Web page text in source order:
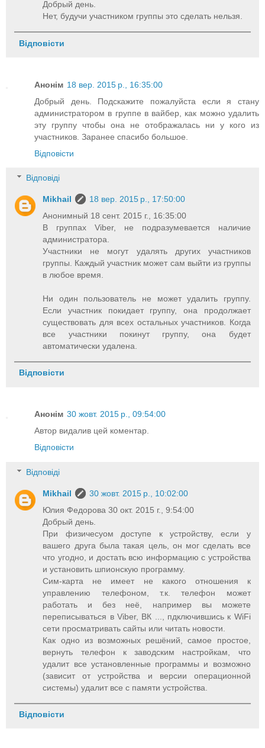
Добрый день.
Нет, будучи участником группы это сделать нельзя.
Відповісти
Анонім 18 вер. 2015 р., 16:35:00
Добрый день. Подскажите пожалуйста если я стану
администратором в группе в вайбер, как можно удалить
эту группу чтобы она не отображалась ни у кого из
участников. Заранее спасибо большое.
Відповісти
Відповіді
Mikhail
18 вер. 2015 р., 17:50:00
Анонимный 18 сент. 2015 г., 16:35:00
В группах Viber, не подразумевается наличие
администратора.
Участники не могут удалять других участников
группы. Каждый участник может сам выйти из группы
в любое время.
Ни один пользователь не может удалить группу.
Если участник покидает группу, она продолжает
существовать для всех остальных участников. Когда
все участники покинут группу, она будет
автоматически удалена.
Відповісти
Анонім 30 жовт. 2015 р., 09:54:00
Автор видалив цей коментар.
Відповісти
Відповіді
Mikhail
30 жовт. 2015 р., 10:02:00
Юлия Федорова 30 окт. 2015 г., 9:54:00
Добрый день.
При физичесуом доступе к устройству, если у
вашего друга была такая цель, он мог сделать все
что угодно, и достать всю информацию с устройства
и установить шпионскую программу.
Сим-карта не имеет не какого отношения к
управлению телефоном, т.к. телефон может
работать и без неё, например вы можете
переписываться в Viber, ВК ..., пдключившись к WiFi
сети просматривать сайты или читать новости.
Как одно из возможных решёний, самое простое,
вернуть телефон к заводским настройкам, что
удалит все установленные программы и возможно
(зависит от устройства и версии операционной
системы) удалит все с памяти устройства.
Відповісти